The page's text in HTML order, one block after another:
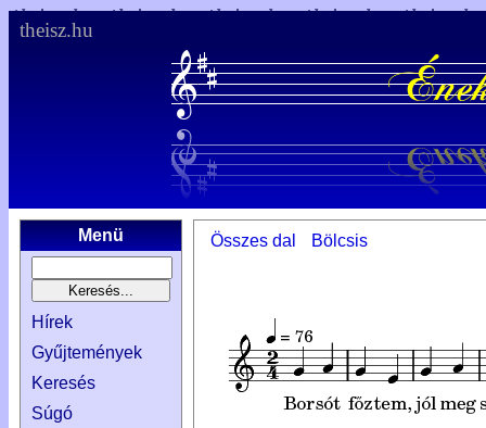
theisz.hu
Menü
Hírek
Gyűjtemények
Keresés
Súgó
Összes dal Bölcsis